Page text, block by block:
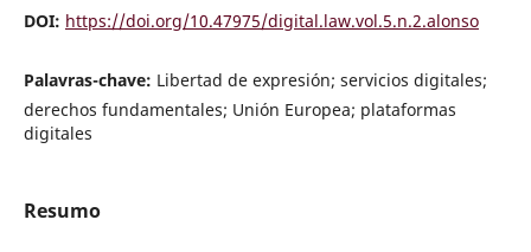
DOI: https://doi.org/10.47975/digital.law.vol.5.n.2.alonso
Palavras-chave: Libertad de expresión; servicios digitales;
derechos fundamentales; Unión Europea; plataformas
digitales
Resumo